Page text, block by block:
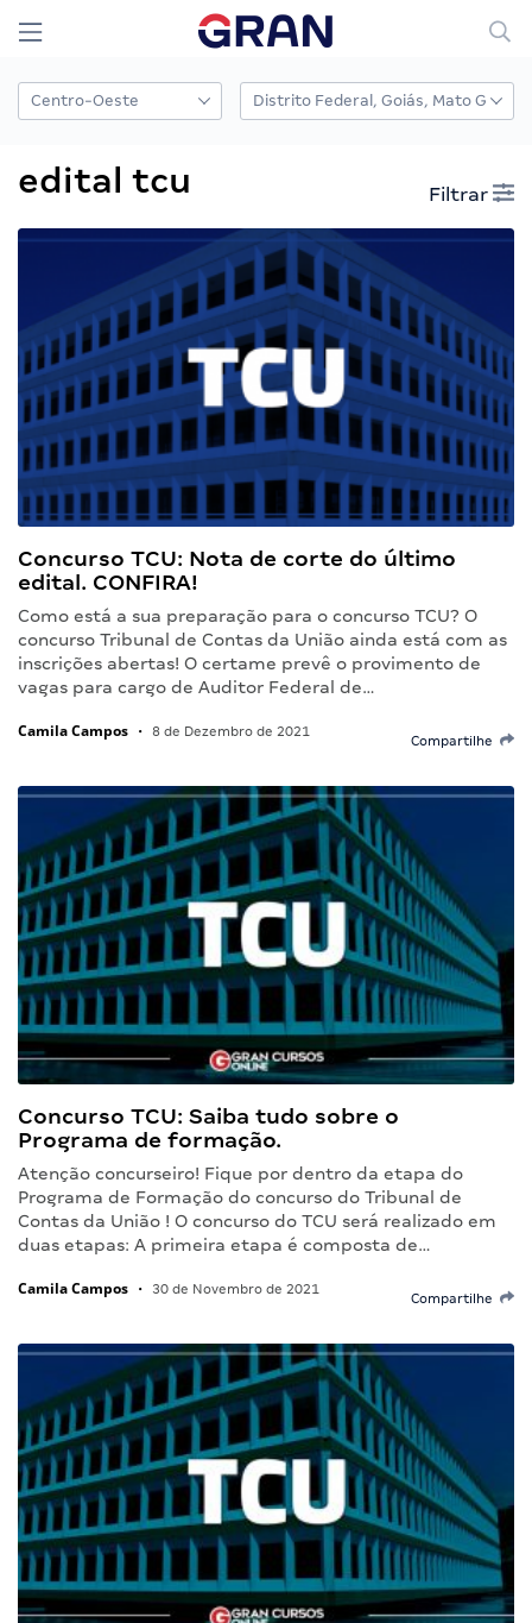
edital tcu Filtrar
Concurso TCU: Nota de corte do último
edital. CONFIRA!
Como está a sua preparação para o concurso TCU? O
concurso Tribunal de Contas da União ainda está com as
inscrições abertas! O certame prevê o provimento de
vagas para cargo de Auditor Federal de…
Camila Campos • 8 de Dezembro de 2021
Compartilhe
Concurso TCU: Saiba tudo sobre o
Programa de formação.
Atenção concurseiro! Fique por dentro da etapa do
Programa de Formação do concurso do Tribunal de
Contas da União ! O concurso do TCU será realizado em
duas etapas: A primeira etapa é composta de…
Camila Campos • 30 de Novembro de 2021
Compartilhe